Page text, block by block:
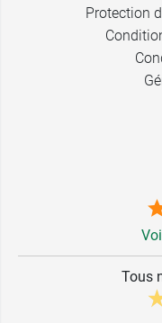
Protection
Tous